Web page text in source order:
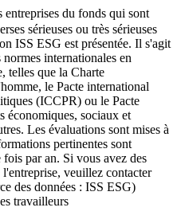
entreprises du fonds qui sont
sérieuses ou très sérieuses
ISS ESG est présentée. Il s'agit
internationales en
telles que la Charte
le Pacte international
(ICCPR) ou le Pacte
économiques, sociaux et
Les évaluations sont mises à
pertinentes sont
par an. Si vous avez des
l'entreprise, veuillez contacter
des données : ISS ESG)
travailleurs